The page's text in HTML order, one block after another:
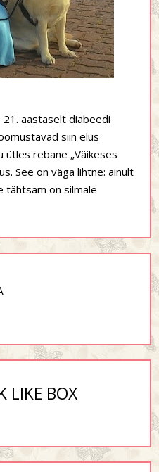
aastaselt diabeedi
siin elus
ütles rebane „Väikeses
See on väga lihtne: ainult
tähtsam on silmale
LIKE BOX